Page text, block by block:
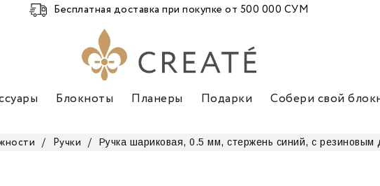
Бесплатная доставка при покупке от 500 000 СУМ
Блокноты Планеры Подарки Собери свой
/ Ручки / Ручка шариковая, 0.5 мм, стержень синий, с